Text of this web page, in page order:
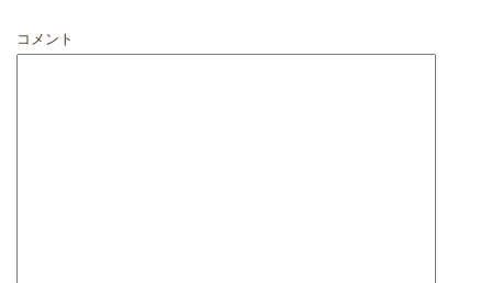
コメント